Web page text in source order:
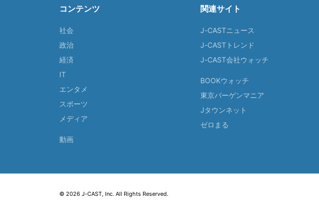
コンテンツ
社会
政治
経済
IT
エンタメ
スポーツ
メディア
動画
関連サイト
J-CASTニュース
J-CASTトレンド
J-CAST会社ウォッチ
BOOKウォッチ
東京バーゲンマニア
Jタウンネット
ゼロまる
© 2026 J-CAST, Inc. All Rights Reserved.